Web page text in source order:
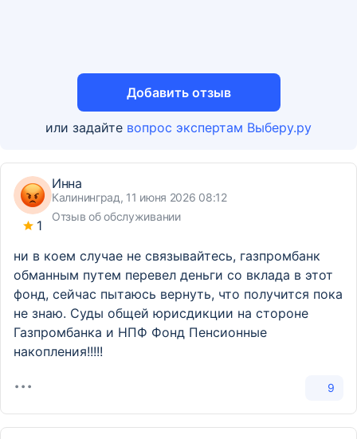
Добавить отзыв
или задайте вопрос экспертам Выберу.ру
1
Инна
Калининград, 11 июня 2026 08:12
Отзыв об обслуживании
ни в коем случае не связывайтесь, газпромбанк
обманным путем перевел деньги со вклада в этот
фонд, сейчас пытаюсь вернуть, что получится пока
не знаю. Суды общей юрисдикции на стороне
Газпромбанка и НПФ Фонд Пенсионные
накопления!!!!!
9